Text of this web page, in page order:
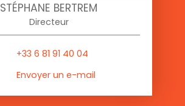
STÉPHANE BERTREM
Directeur
+33 6 81 91 40 04
Envoyer un e-mail